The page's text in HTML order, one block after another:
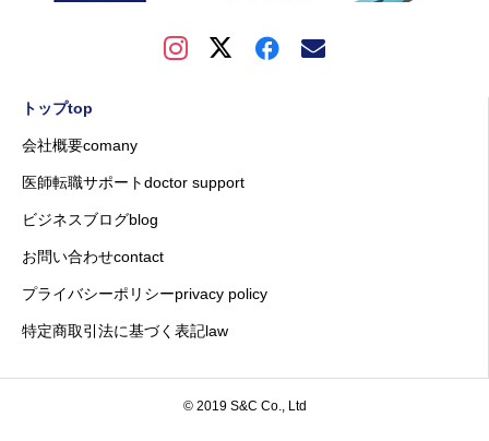
トップtop
会社概要comany
医師転職サポートdoctor support
ビジネスブログblog
お問い合わせcontact
プライバシーポリシーprivacy policy
特定商取引法に基づく表記law
© 2019 S&C Co., Ltd